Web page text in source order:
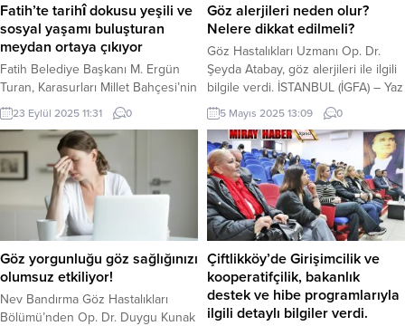
Fatih’te tarihî dokusu yeşili ve
sosyal yaşamı buluşturan
meydan ortaya çıkıyor
Fatih Belediye Başkanı M. Ergün
Turan, Karasurları Millet Bahçesi’nin
başlangıç noktası Topkapı Kaleiçi
Meydanı’ndaki çalışmaları inceledi.
Proje; 120 ağaç türü, yürüyüş
yolları ve dinlenme alanlarıyla yeşili
ve sosyal yaşamı Fatihlilerle
buluşturacak. İstanbul’un tarihî
kimliğini gelecek kuşaklara aktarma
ve modern kente yeni yaşam
alanları kazandırma vizyonuyla
hareket eden Fatih Belediyesi,...
23 Eylül 2025 11:31 0
Göz alerjileri neden olur?
Nelere dikkat edilmeli?
Göz Hastalıkları Uzmanı Op. Dr.
Şeyda Atabay, göz alerjileri ile ilgili
bilgile verdi. İSTANBUL (İGFA) – Yaz
aylarında göz alerjileri genellikle
polen alerjisi olarak bilinen
mevsimsel ürünler konjonktivitisten
ayrılır. Polenler, ağaçlar, çimenler ve
çiçekler gibi üreme sürecinde
saldığı tozlaşma ürünleridir. Bu
polenler rüzgâr tarafından taşındığı
için havada yaygın bir şekilde...
5 Mayıs 2025 13:09 0
Göz yorgunluğu göz sağlığınızı
olumsuz etkiliyor!
Nev Bandırma Göz Hastalıkları
Bölümü’nden Op. Dr. Duygu Kunak
Çiftlikköy’de Girişimcilik ve
kooperatifçilik, bakanlık
destek ve hibe programlarıyla
ilgili detaylı bilgiler verdi.